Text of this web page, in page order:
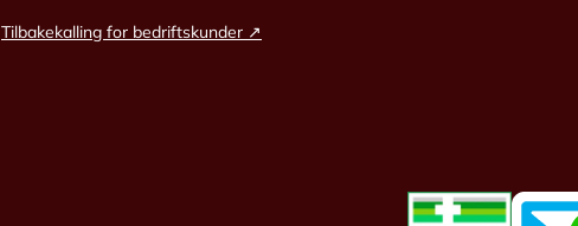
Tilbakekalling for bedriftskunder ↗